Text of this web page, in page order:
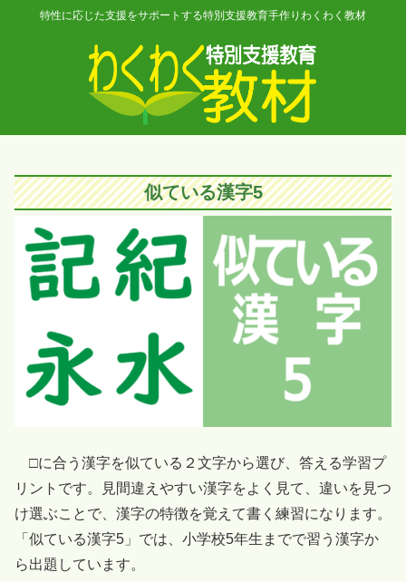
特性に応じた支援をサポートする特別支援教育手作りわくわく教材
似ている漢字5
□に合う漢字を似ている２文字から選び、答える学習プ
リントです。見間違えやすい漢字をよく見て、違いを見つ
け選ぶことで、漢字の特徴を覚えて書く練習になります。
「似ている漢字5」では、小学校5年生までで習う漢字か
ら出題しています。